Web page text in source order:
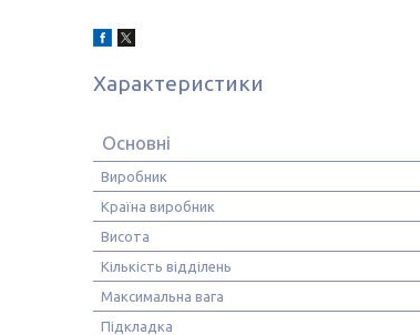
Характеристики
Основні
Виробник
Країна виробник
Висота
Кількість відділень
Максимальна вага
Підкладка